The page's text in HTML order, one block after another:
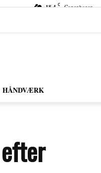
18.4 C Copenhagen
HÅNDVÆRK